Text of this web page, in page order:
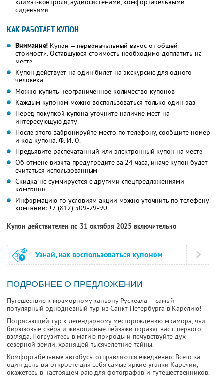
климат-контроля, аудиосистемами, комфортабельными
сиденьями
КАК РАБОТАЕТ КУПОН
Внимание! Купон — первоначальный взнос от общей
стоимости. Оставшуюся стоимость необходимо доплатить на
месте
Купон действует на один билет на экскурсию для одного
человека
Можно купить неограниченное количество купонов
Каждым купоном можно воспользоваться только один раз
Перед покупкой купона уточните наличие мест на
интересующую дату
После этого забронируйте место по телефону, сообщите номер
и код купона,Ф. И. О.
Предъявите распечатанный или электронный купон на месте
Об отмене визита предупредите за 24 часа, иначе купон будет
считаться использованным
Скидка не суммируется с другими спецпредложениями
компании
Информацию по условиям акции можно уточнить по телефону
компании: +7 (812) 309-29-90
Купон действителен по 31 октября 2025 включительно
Узнай, как воспользоваться купоном
ПОДРОБНЕЕ О ПРЕДЛОЖЕНИИ
Путешествие к мраморному каньону Рускеала — самый
популярный однодневный тур из Санкт-Петербурга в Карелию!
Потрясающий тур к легендарному месторождению мрамора, чьи
бирюзовые озёра и живописные пейзажи поразят вас с первого
взгляда. Погрузитесь в магию природы и почувствуйте дух
северной земли, хранящей тысячелетние тайны.
Комфортабельные автобусы отправляются ежедневно. Всего за
один день вы откроете для себя самые яркие уголки Карелии,
окажетесь в настоящем раю для фотографов и путешественников.